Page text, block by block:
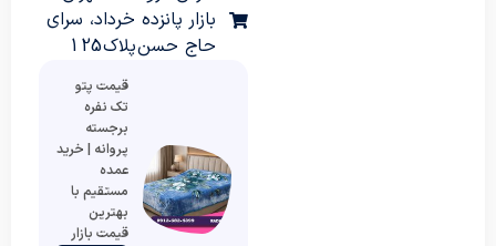
بازار پانزده خرداد، سرای
حاج حسن پلاک 125
قیمت پتو
تک نفره
برجسته
پروانه | خرید
عمده
مستقیم با
بهترین
قیمت بازار